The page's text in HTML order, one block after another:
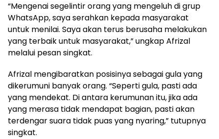
“Mengenai segelintir orang yang mengeluh di grup
WhatsApp, saya serahkan kepada masyarakat
untuk menilai. Saya akan terus berusaha melakukan
yang terbaik untuk masyarakat,” ungkap Afrizal
melalui pesan singkat.
Afrizal mengibaratkan posisinya sebagai gula yang
dikerumuni banyak orang. “Seperti gula, pasti ada
yang mendekat. Di antara kerumunan itu, jika ada
yang merasa tidak mendapat bagian, pasti akan
terdengar suara tidak puas yang nyaring,” tutupnya
singkat.